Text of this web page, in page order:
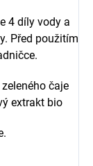
4 díly vody a
Před použitím
čaje
extrakt bio